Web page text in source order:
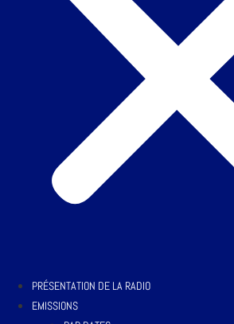
PRÉSENTATION DE LA RADIO
EMISSIONS